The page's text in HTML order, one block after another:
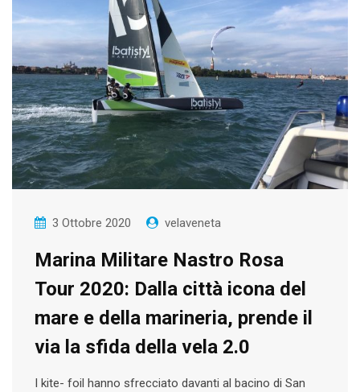
3 Ottobre 2020 velaveneta
Marina Militare Nastro Rosa
Tour 2020: Dalla città icona del
mare e della marineria, prende il
via la sfida della vela 2.0
I kite- foil hanno sfrecciato davanti al bacino di San